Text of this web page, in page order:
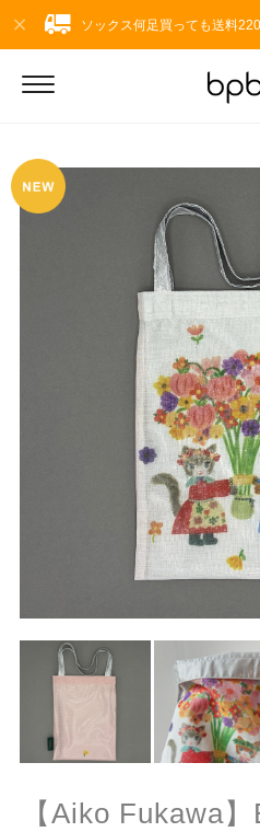
ソックス何足買っても送料
【Aiko Fukawa